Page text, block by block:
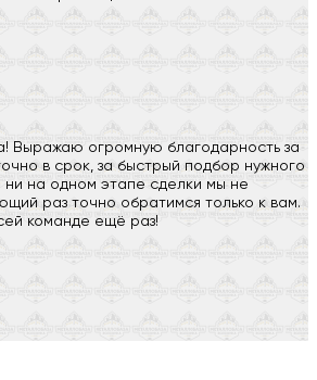
Выражаю огромную благодарность за
в срок, за быстрый подбор нужного
на одном этапе сделки мы не
раз точно обратимся только к вам.
команде ещё раз!